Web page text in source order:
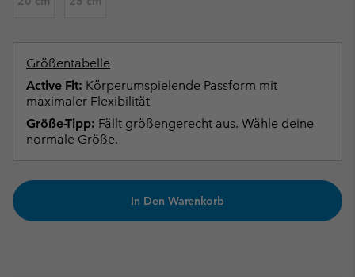
Größentabelle
Active Fit: Körperumspielende Passform mit
maximaler Flexibilität
Größe-Tipp: Fällt größengerecht aus. Wähle deine
normale Größe.
In Den Warenkorb